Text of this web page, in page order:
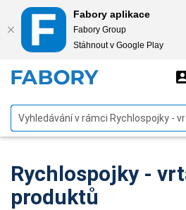
Fabory aplikace
Fabory Group
Stáhnout v Google Play
Zobrazit
Rychlospojky -
produktů